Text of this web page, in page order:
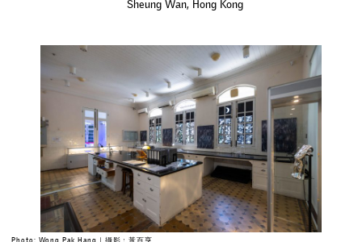
Sheung Wan, Hong Kong